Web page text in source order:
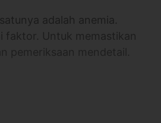
adalah anemia.
faktor. Untuk memastikan